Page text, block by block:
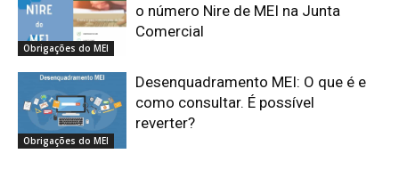
Obrigações do MEI
o número Nire de MEI na Junta
Comercial
Obrigações do MEI
Desenquadramento MEI: O que é e
como consultar. É possível
reverter?